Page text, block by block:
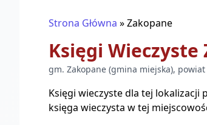
Strona Główna »Zakopane
Księgi Wieczyste
gm. Zakopane (gmina miejska), powiat
Księgi wieczyste dla tej lokalizacji
księga wieczysta w tej